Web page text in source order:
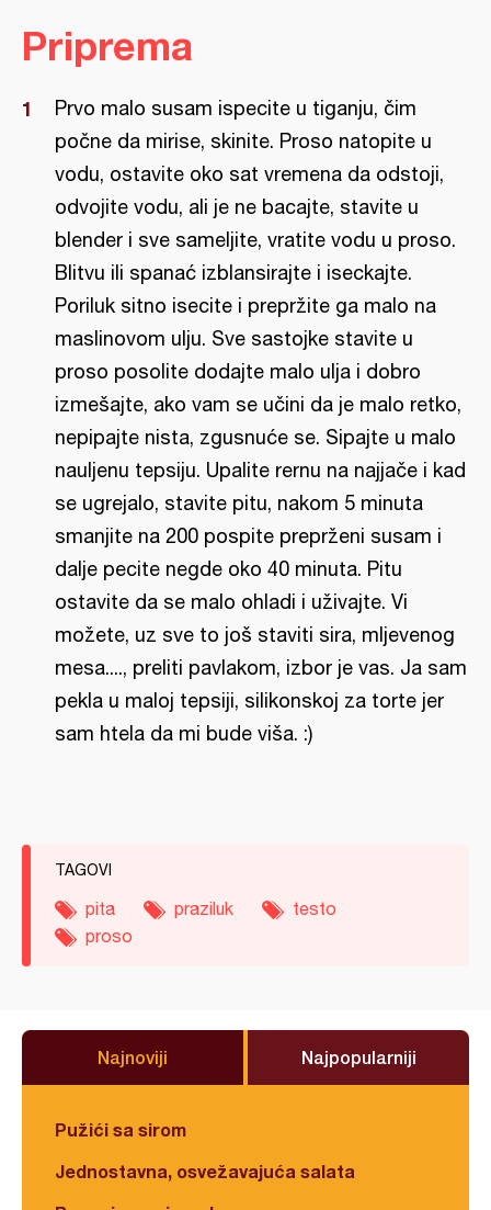
Priprema
Prvo malo susam ispecite u tiganju, čim
počne da mirise, skinite. Proso natopite u
vodu, ostavite oko sat vremena da odstoji,
odvojite vodu, ali je ne bacajte, stavite u
blender i sve sameljite, vratite vodu u proso.
Blitvu ili spanać izblansirajte i iseckajte.
Poriluk sitno isecite i prepržite ga malo na
maslinovom ulju. Sve sastojke stavite u
proso posolite dodajte malo ulja i dobro
izmešajte, ako vam se učini da je malo retko,
nepipajte nista, zgusnuće se. Sipajte u malo
nauljenu tepsiju. Upalite rernu na najjače i kad
se ugrejalo, stavite pitu, nakom 5 minuta
smanjite na 200 pospite preprženi susam i
dalje pecite negde oko 40 minuta. Pitu
ostavite da se malo ohladi i uživajte. Vi
možete, uz sve to još staviti sira, mljevenog
mesa...., preliti pavlakom, izbor je vas. Ja sam
pekla u maloj tepsiji, silikonskoj za torte jer
sam htela da mi bude viša. :)
TAGOVI
pita praziluk
testo
proso
Najnoviji Najpopularniji
Pužići sa sirom
Jednostavna, osvežavajuća salata